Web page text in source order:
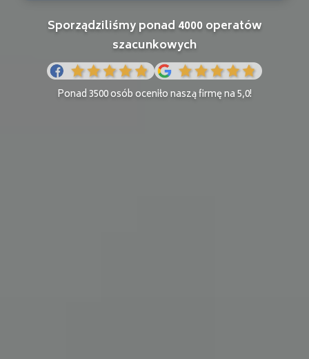
Sporządziliśmy ponad 4000 operatów
szacunkowych
Ponad 3500 osób oceniło naszą firmę na 5,0!